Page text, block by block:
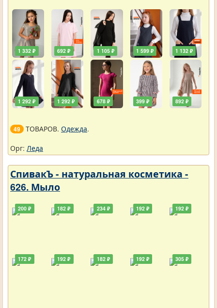
1 332 ₽
1 292 ₽
692 ₽
1 292 ₽
1 105 ₽
678 ₽
1 599 ₽
399 ₽
1 132 ₽
892 ₽
49 ТОВАРОВ. Одежда.
Орг: Леда
СпивакЪ - натуральная косметика -
626. Мыло
200 ₽
172 ₽
182 ₽
192 ₽
234 ₽
182 ₽
192 ₽
192 ₽
192 ₽
305 ₽